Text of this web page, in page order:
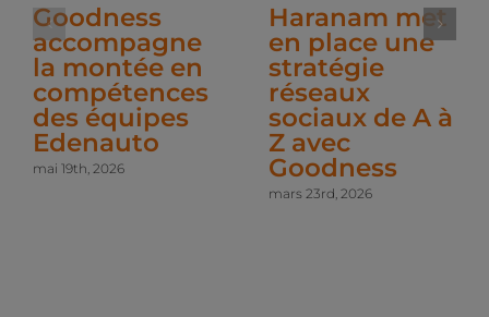
Goodness
accompagne
la montée en
compétences
des équipes
Edenauto
mai 19th, 2026
Haranam met
en place une
stratégie
réseaux
sociaux de A à
Z avec
Goodness
mars 23rd, 2026